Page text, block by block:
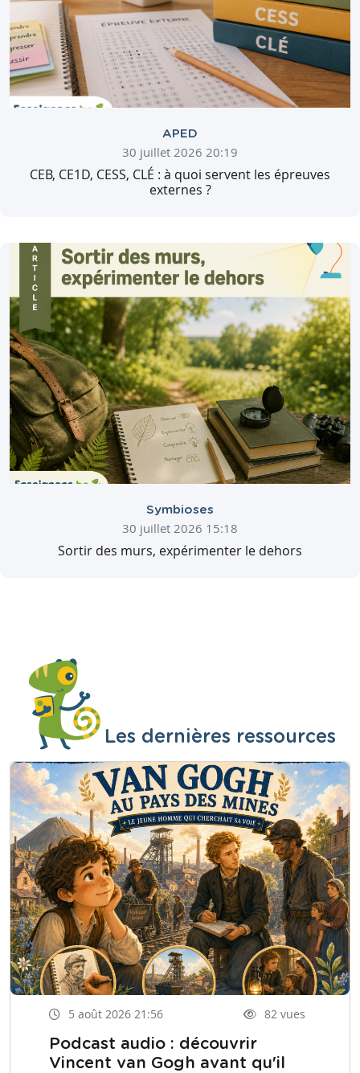
APED
30 juillet 2026 20:19
CEB, CE1D, CESS, CLÉ : à quoi servent les épreuves
externes ?
Symbioses
30 juillet 2026 15:18
Sortir des murs, expérimenter le dehors
Les dernières ressources
5 août 2026 21:56 82 vues
Podcast audio : découvrir
Vincent van Gogh avant qu'il